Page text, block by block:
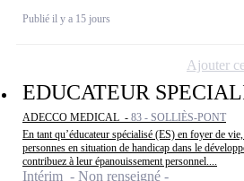
Publié il y a 15 jours
EDUCATEUR
ADECCO MEDICAL - 83 - SOLLIÈS-PONT
En tant qu’éducateur spécialisé (ES) en foyer de
personnes en situation de handicap dans le
contribuez à leur épanouissement personnel....
Intérim - Non renseigné
Ajouter